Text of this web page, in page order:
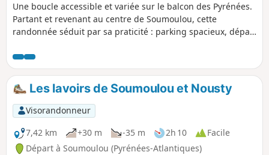
Une boucle accessible et variée sur le balcon des Pyrénées.
Partant et revenant au centre de Soumoulou, cette
randonnée séduit par sa praticité : parking spacieux, départ
complexe. Le tracé alterne routes tranquilles, chemins de
campagne et sentiers PR®, offrant une immersion douce
dans les paysages contrastés des Pyrénées et des plaines
béarnaises.
Les lavoirs de Soumoulou et Nousty
Visorandonneur
7,42 km
+30 m -35 m 2h 10
Facile
Départ à Soumoulou (Pyrénées-Atlantiques)